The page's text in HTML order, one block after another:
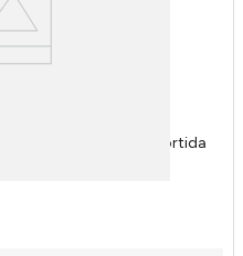
Suculenta Artificial Sortida